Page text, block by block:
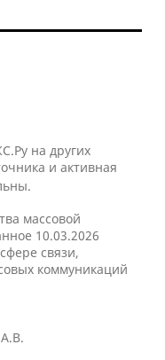
на других
и активная
массовой
10.03.2026
связи,
коммуникаций